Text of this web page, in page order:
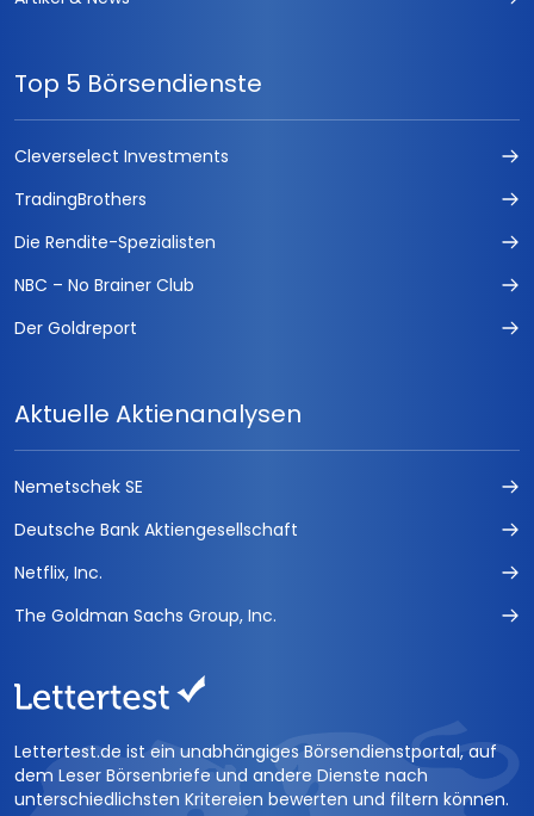
Top 5 Börsendienste
Cleverselect Investments
TradingBrothers
Die Rendite-Spezialisten
NBC – No Brainer Club
Der Goldreport
Aktuelle Aktienanalysen
Nemetschek SE
Deutsche Bank Aktiengesellschaft
Netflix, Inc.
The Goldman Sachs Group, Inc.
Lettertest.de ist ein unabhängiges Börsendienstportal, auf
dem Leser Börsenbriefe und andere Dienste nach
unterschiedlichsten Kritereien bewerten und filtern können.